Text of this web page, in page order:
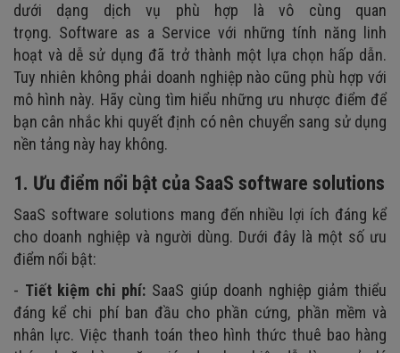
dưới dạng dịch vụ phù hợp là vô cùng quan
trọng. Software as a Service với những tính năng linh
hoạt và dễ sử dụng đã trở thành một lựa chọn hấp dẫn.
Tuy nhiên không phải doanh nghiệp nào cũng phù hợp với
mô hình này. Hãy cùng tìm hiểu những ưu nhược điểm để
bạn cân nhắc khi quyết định có nên chuyển sang sử dụng
nền tảng này hay không.
1. Ưu điểm nổi bật của SaaS software solutions
SaaS software solutions mang đến nhiều lợi ích đáng kể
cho doanh nghiệp và người dùng. Dưới đây là một số ưu
điểm nổi bật:
- Tiết kiệm chi phí: SaaS giúp doanh nghiệp giảm thiểu
đáng kể chi phí ban đầu cho phần cứng, phần mềm và
nhân lực. Việc thanh toán theo hình thức thuê bao hàng